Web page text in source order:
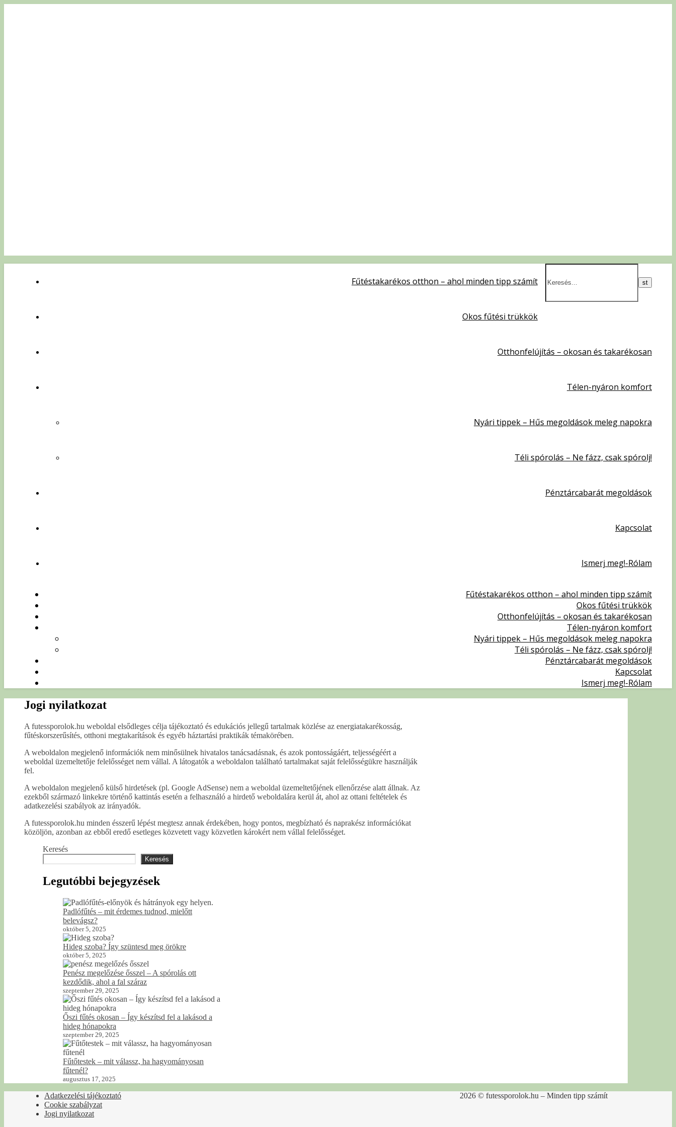
Fűtéstakarékos otthon – ahol minden tipp számít
Okos fűtési trükkök
Otthonfelújítás – okosan és takarékosan
Télen-nyáron komfort
Nyári tippek – Hűs megoldások meleg napokra
Téli spórolás – Ne fázz, csak spórolj!
Pénztárcabarát megoldások
Kapcsolat
Ismerj meg!-Rólam
Fűtéstakarékos otthon – ahol minden tipp számít
Okos fűtési trükkök
Otthonfelújítás – okosan és takarékosan
Télen-nyáron komfort
Nyári tippek – Hűs megoldások meleg napokra
Téli spórolás – Ne fázz, csak spórolj!
Pénztárcabarát megoldások
Kapcsolat
Ismerj meg!-Rólam
Jogi nyilatkozat
A futessporolok.hu weboldal elsődleges célja tájékoztató és edukációs jellegű tartalmak közlése az energiatakarékosság,
fűtéskorszerűsítés, otthoni megtakarítások és egyéb háztartási praktikák témakörében.
A weboldalon megjelenő információk nem minősülnek hivatalos tanácsadásnak, és azok pontosságáért, teljességéért a
weboldal üzemeltetője felelősséget nem vállal. A látogatók a weboldalon található tartalmakat saját felelősségükre használják
fel.
A weboldalon megjelenő külső hirdetések (pl. Google AdSense) nem a weboldal üzemeltetőjének ellenőrzése alatt állnak. Az
ezekből származó linkekre történő kattintás esetén a felhasználó a hirdető weboldalára kerül át, ahol az ottani feltételek és
adatkezelési szabályok az irányadók.
A futessporolok.hu minden ésszerű lépést megtesz annak érdekében, hogy pontos, megbízható és naprakész információkat
közöljön, azonban az ebből eredő esetleges közvetett vagy közvetlen károkért nem vállal felelősséget.
Keresés
Keresés
Legutóbbi bejegyzések
Padlófűtés – mit érdemes tudnod, mielőtt
belevágsz?
október 5, 2025
Hideg szoba? Így szüntesd meg örökre
október 5, 2025
Penész megelőzése ősszel – A spórolás ott
kezdődik, ahol a fal száraz
szeptember 29, 2025
Őszi fűtés okosan – Így készítsd fel a lakásod a
hideg hónapokra
szeptember 29, 2025
Fűtőtestek – mit válassz, ha hagyományosan
fűtenél?
augusztus 17, 2025
2026 © futessporolok.hu – Minden tipp számít
Adatkezelési tájékoztató
Cookie szabályzat
Jogi nyilatkozat